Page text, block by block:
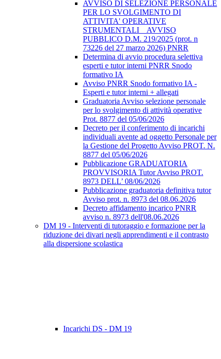
AVVISO DI SELEZIONE PERSONALE
PER LO SVOLGIMENTO DI
ATTIVITA' OPERATIVE
STRUMENTALI _ AVVISO
PUBBLICO D.M. 219/2025 (prot. n
73226 del 27 marzo 2026) PNRR
Determina di avvio procedura selettiva
esperti e tutor interni PNRR Snodo
formativo IA
Avviso PNRR Snodo formativo IA -
Esperti e tutor interni + allegati
Graduatoria Avviso selezione personale
per lo svolgimento di attività operative
Prot. 8877 del 05/06/2026
Decreto per il conferimento di incarichi
individuali avente ad oggetto Personale per
la Gestione del Progetto Avviso PROT. N.
8877 del 05/06/2026
Pubblicazione GRADUATORIA
PROVVISORIA Tutor Avviso PROT.
8973 DELL’ 08/06/2026
Pubblicazione graduatoria definitiva tutor
Avviso prot. n. 8973 del 08.06.2026
Decreto affidamento incarico PNRR
avviso n. 8973 dell'08.06.2026
DM 19 - Interventi di tutoraggio e formazione per la
riduzione dei divari negli apprendimenti e il contrasto
alla dispersione scolastica
Incarichi DS - DM 19